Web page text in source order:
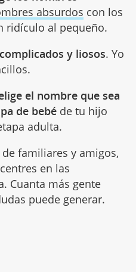
absurdos con los
ridículo al pequeño.
y liosos. Yo
el nombre que sea
de bebéde tu hijo
adulta.
familiares y amigos,
en las
Cuanta más gente
puede generar.